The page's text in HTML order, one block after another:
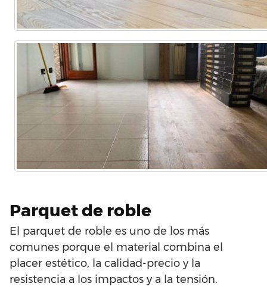
Parquet de roble
El parquet de roble es uno de los más
comunes porque el material combina el
placer estético, la calidad-precio y la
resistencia a los impactos y a la tensión.